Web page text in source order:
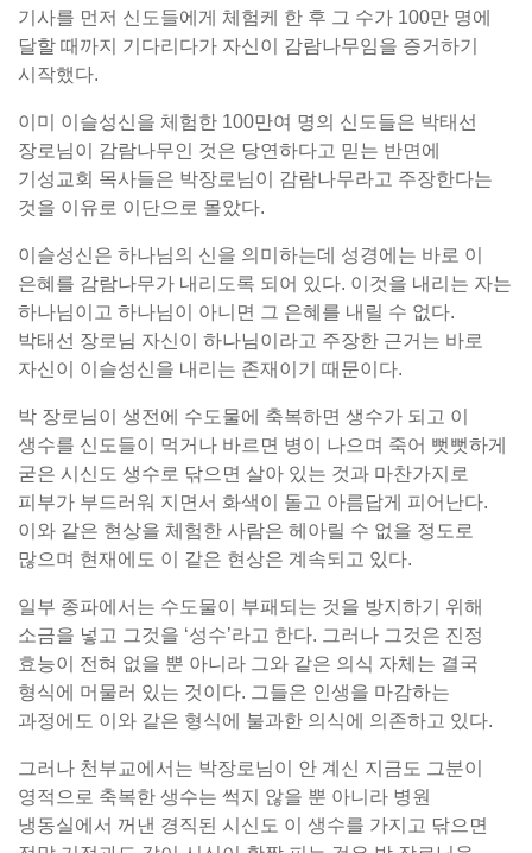
기사를 먼저 신도들에게 체험케 한 후 그 수가 100만 명에
달할 때까지 기다리다가 자신이 감람나무임을 증거하기
시작했다.
이미 이슬성신을 체험한 100만여 명의 신도들은 박태선
장로님이 감람나무인 것은 당연하다고 믿는 반면에
기성교회 목사들은 박장로님이 감람나무라고 주장한다는
것을 이유로 이단으로 몰았다.
이슬성신은 하나님의 신을 의미하는데 성경에는 바로 이
은혜를 감람나무가 내리도록 되어 있다. 이것을 내리는 자는
하나님이고 하나님이 아니면 그 은혜를 내릴 수 없다.
박태선 장로님 자신이 하나님이라고 주장한 근거는 바로
자신이 이슬성신을 내리는 존재이기 때문이다.
박 장로님이 생전에 수도물에 축복하면 생수가 되고 이
생수를 신도들이 먹거나 바르면 병이 나으며 죽어 뻣뻣하게
굳은 시신도 생수로 닦으면 살아 있는 것과 마찬가지로
피부가 부드러워 지면서 화색이 돌고 아름답게 피어난다.
이와 같은 현상을 체험한 사람은 헤아릴 수 없을 정도로
많으며 현재에도 이 같은 현상은 계속되고 있다.
일부 종파에서는 수도물이 부패되는 것을 방지하기 위해
소금을 넣고 그것을 ‘성수’라고 한다. 그러나 그것은 진정
효능이 전혀 없을 뿐 아니라 그와 같은 의식 자체는 결국
형식에 머물러 있는 것이다. 그들은 인생을 마감하는
과정에도 이와 같은 형식에 불과한 의식에 의존하고 있다.
그러나 천부교에서는 박장로님이 안 계신 지금도 그분이
영적으로 축복한 생수는 썩지 않을 뿐 아니라 병원
냉동실에서 꺼낸 경직된 시신도 이 생수를 가지고 닦으면